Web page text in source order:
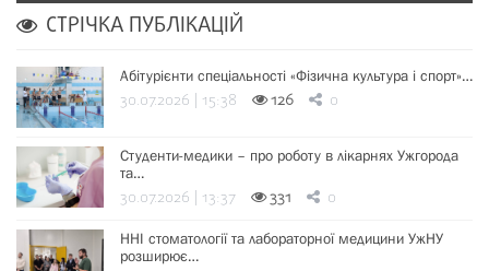
СТРІЧКА ПУБЛІКАЦІЙ
Абітурієнти спеціальності «Фізична культура і спорт»…
30.07.2026 | 15:38 126 0
Студенти-медики – про роботу в лікарнях Ужгорода
та…
30.07.2026 | 13:37 331 0
ННІ стоматології та лабораторної медицини УжНУ
розширює…